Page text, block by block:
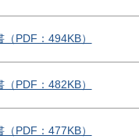
PDF：494KB）
PDF：482KB）
PDF：477KB）